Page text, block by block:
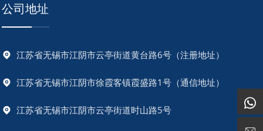
公司地址
江苏省无锡市江阴市云亭街道黄台路6号（注册地址）
江苏省无锡市江阴市徐霞客镇霞盛路1号（通信地址）
江苏省无锡市江阴市云亭街道时山路5号